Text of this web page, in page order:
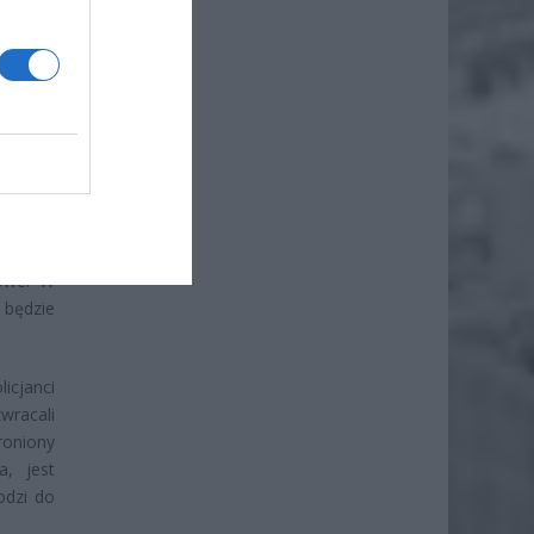
letni
na
W
jest
do